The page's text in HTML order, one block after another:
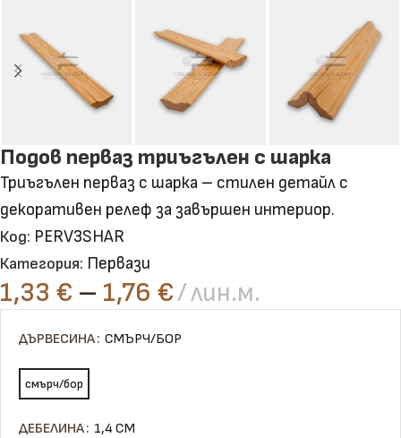
Подов перваз триъгълен с шарка
Триъгълен перваз с шарка – стилен детайл с
декоративен релеф за завършен интериор.
Код: PERV3SHAR
Категория: Первази
1,33 € – 1,76 € лин.м.
ДЪРВЕСИНА СМЪРЧ/БОР
смърч/бор
ДЕБЕЛИНА 1,4 СМ